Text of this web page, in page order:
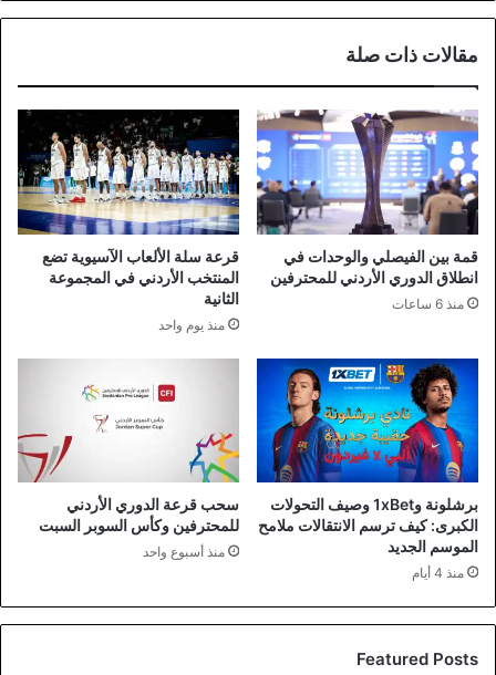
مقالات ذات صلة
قمة بين الفيصلي والوحدات في
انطلاق الدوري الأردني للمحترفين
منذ 6 ساعات
قرعة سلة الألعاب الآسيوية تضع
المنتخب الأردني في المجموعة
الثانية
منذ يوم واحد
برشلونة و1xBet وصيف التحولات
الكبرى: كيف ترسم الانتقالات ملامح
الموسم الجديد
منذ 4 أيام
سحب قرعة الدوري الأردني
للمحترفين وكأس السوبر السبت
منذ أسبوع واحد
Featured Posts